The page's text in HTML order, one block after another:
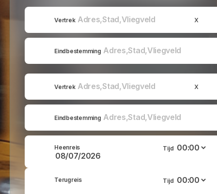
Vertrek x
Eindbestemming
Vertrek x
Eindbestemming
Heenreis Tijd
Terugreis Tijd